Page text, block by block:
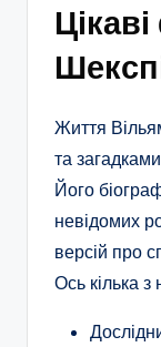
Життя
та
Його
невідомих
версій про
Ось кілька з